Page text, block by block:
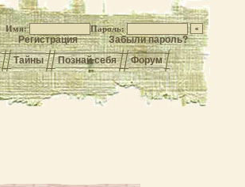
Имя: Пароль:
Регистрация
Забыли пароль?
Тайны Познай себя Форум